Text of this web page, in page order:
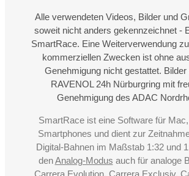
Alle verwendeten Videos, Bilder und
soweit nicht anders gekennzeichnet -
SmartRace. Eine Weiterverwendung
kommerziellen Zwecken ist ohne
Genehmigung nicht gestattet. Bilder
RAVENOL 24h Nürburgring mit
Genehmigung des ADAC
SmartRace ist eine Software für
Smartphones und dient zur
Digital-Bahnen im Maßstab 1:32 und
denAnalog-Modus auch für analoge